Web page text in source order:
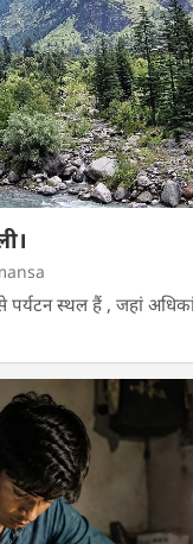
पर्यटन स्थल हैं , जहां